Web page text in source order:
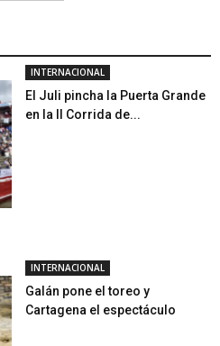
INTERNACIONAL
El Juli pincha la Puerta Grande
en la II Corrida de...
INTERNACIONAL
Galán pone el toreo y
Cartagena el espectáculo